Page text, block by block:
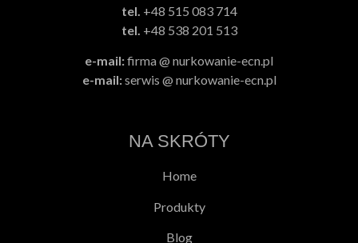
tel. +48 515 083 714
tel. +48 538 201 513
e-mail:firma @ nurkowanie-ecn.pl
e-mail:serwis @ nurkowanie-ecn.pl
NA SKRÓTY
Home
Produkty
Blog